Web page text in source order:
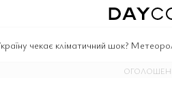
чекає кліматичний шок?